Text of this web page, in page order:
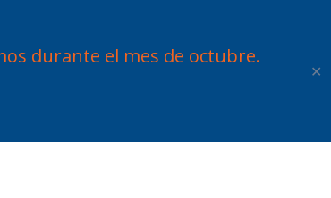
durante el mes de octubre.
✕